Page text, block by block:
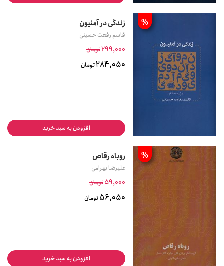
% زندگی در آمنیون
قاسم رفعت حسینی
299,000تومان
284,050تومان
افزودن به سبد خرید
% روباه رقاص
علیرضا بهرامی
59,000تومان
56,050تومان
افزودن به سبد خرید